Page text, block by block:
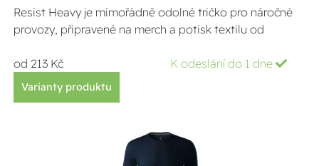
Resist Heavy je mimořádně odolné tričko pro náročné
provozy, připravené na merch a potisk textilu od
od 213 Kč K odeslání do 1 dne
Varianty produktu